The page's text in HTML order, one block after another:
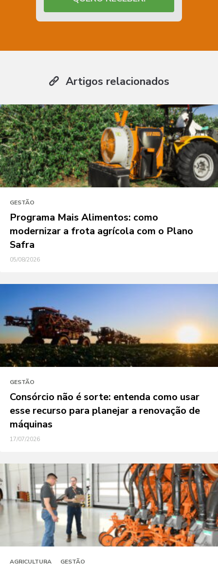
Artigos relacionados
GESTÃO
Programa Mais Alimentos: como
modernizar a frota agrícola com o Plano
Safra
05/08/2026
GESTÃO
Consórcio não é sorte: entenda como usar
esse recurso para planejar a renovação de
máquinas
17/07/2026
AGRICULTURA GESTÃO